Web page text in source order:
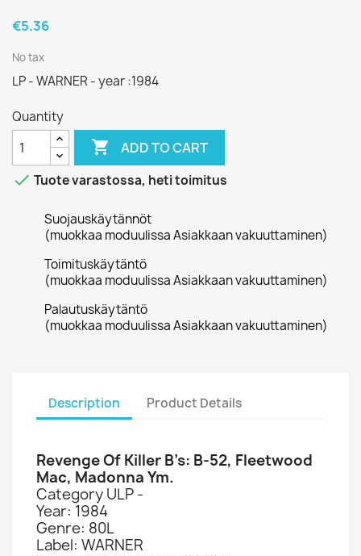
€5.36
No tax
LP - WARNER - year :1984
Quantity
 ADD TO CART
 Tuote varastossa, heti toimitus
Suojauskäytännöt
(muokkaa moduulissa Asiakkaan vakuuttaminen)
Toimituskäytäntö
(muokkaa moduulissa Asiakkaan vakuuttaminen)
Palautuskäytäntö
(muokkaa moduulissa Asiakkaan vakuuttaminen)
Description Product Details
Revenge Of Killer B’s: B-52, Fleetwood
Mac, Madonna Ym.
Category ULP -
Year: 1984
Genre: 80L
Label: WARNER